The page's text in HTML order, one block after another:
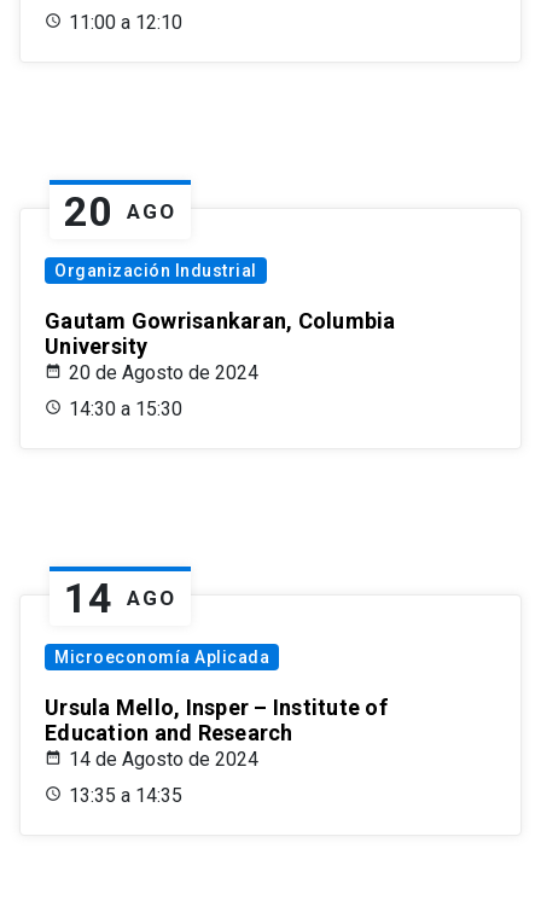
11:00 a 12:10
20 AGO
Organización Industrial
Gautam Gowrisankaran, Columbia
University
20 de Agosto de 2024
14:30 a 15:30
14 AGO
Microeconomía Aplicada
Ursula Mello, Insper – Institute of
Education and Research
14 de Agosto de 2024
13:35 a 14:35